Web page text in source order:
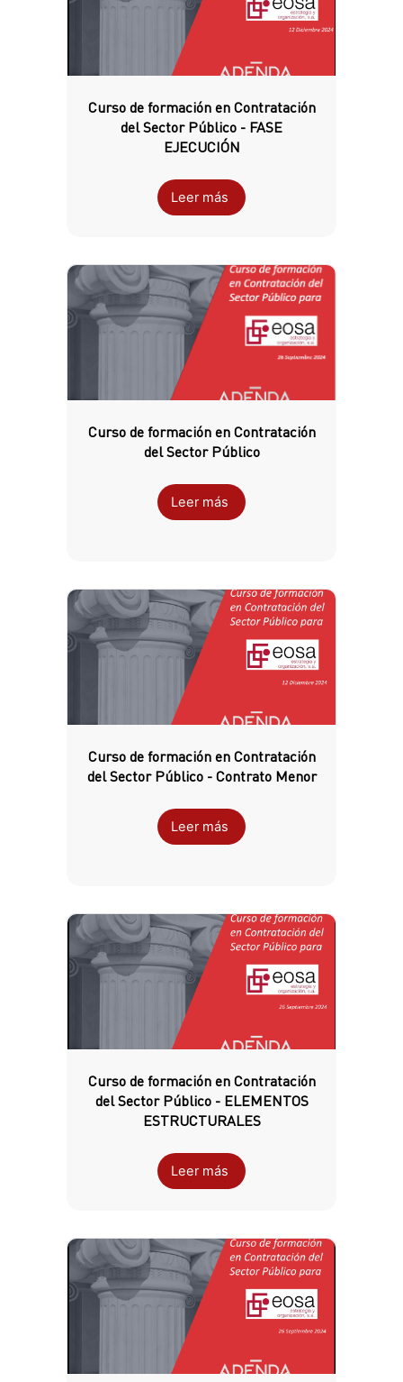
Curso de formación en Contratación
del Sector Público - FASE
EJECUCIÓN
Leer más
Curso de formación en Contratación
del Sector Público
Leer más
Curso de formación en Contratación
del Sector Público - Contrato Menor
Leer más
Curso de formación en Contratación
del Sector Público - ELEMENTOS
ESTRUCTURALES
Leer más